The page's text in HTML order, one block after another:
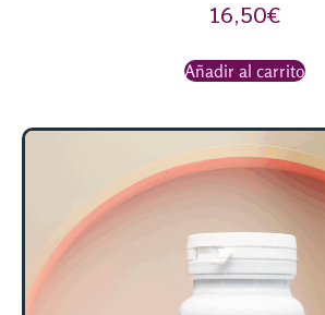
16,50€
Añadir al carrito